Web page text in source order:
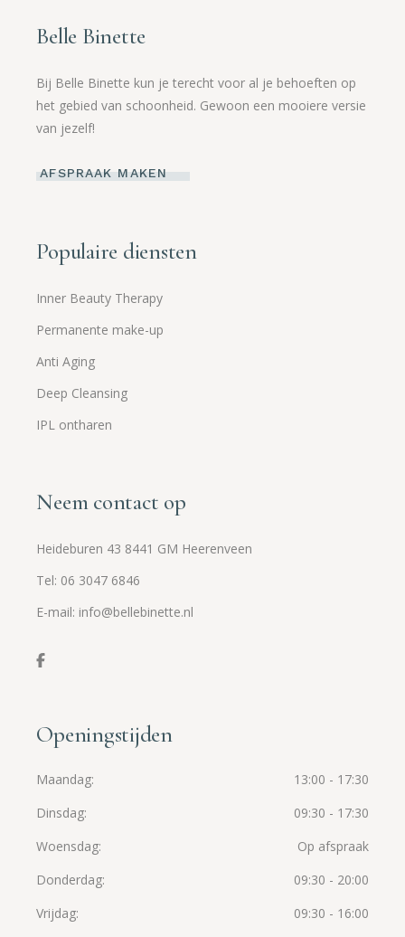
Belle Binette
Bij Belle Binette kun je terecht voor al je behoeften op
het gebied van schoonheid. Gewoon een mooiere versie
van jezelf!
AFSPRAAK MAKEN
Populaire diensten
Inner Beauty Therapy
Permanente make-up
Anti Aging
Deep Cleansing
IPL ontharen
Neem contact op
Heideburen 43 8441 GM Heerenveen
Tel: 06 3047 6846
E-mail: info@bellebinette.nl
Openingstijden
Maandag
13:00 - 17:30
Dinsdag
09:30 - 17:30
Woensdag
Op afspraak
Donderdag
09:30 - 20:00
Vrijdag
09:30 - 16:00